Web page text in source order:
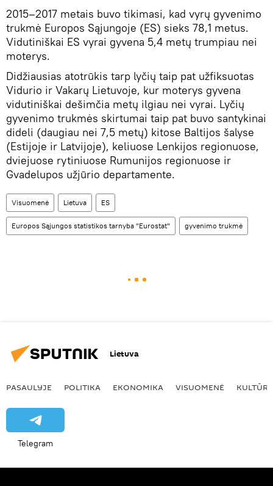
2015–2017 metais buvo tikimasi, kad vyrų gyvenimo
trukmė Europos Sąjungoje (ES) sieks 78,1 metus.
Vidutiniškai ES vyrai gyvena 5,4 metų trumpiau nei
moterys.
Didžiausias atotrūkis tarp lyčių taip pat užfiksuotas
Vidurio ir Vakarų Lietuvoje, kur moterys gyvena
vidutiniškai dešimčia metų ilgiau nei vyrai. Lyčių
gyvenimo trukmės skirtumai taip pat buvo santykinai
dideli (daugiau nei 7,5 metų) kitose Baltijos šalyse
(Estijoje ir Latvijoje), keliuose Lenkijos regionuose,
dviejuose rytiniuose Rumunijos regionuose ir
Gvadelupos užjūrio departamente.
Visuomenė Lietuva ES
Europos Sąjungos statistikos tarnyba "Eurostat" gyvenimo trukmė
Lietuva
PASAULYJE POLITIKA EKONOMIKA VISUOMENĖ KULTŪRA
Telegram